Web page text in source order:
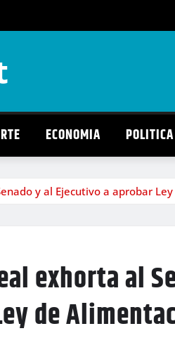
ECONOMIA POLITICA
y al Ejecutivo a aprobar
exhorta al
de